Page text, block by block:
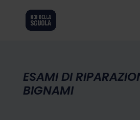
ESAMI DI
BIGNAMI